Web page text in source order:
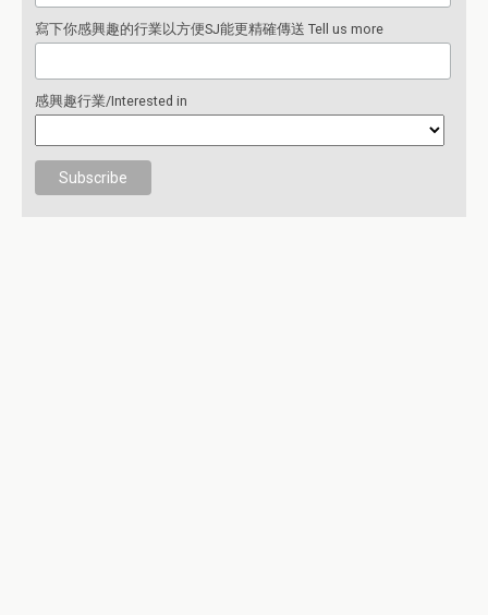
寫下你感興趣的行業以方便SJ能更精確傳送 Tell us more
感興趣行業/Interested in